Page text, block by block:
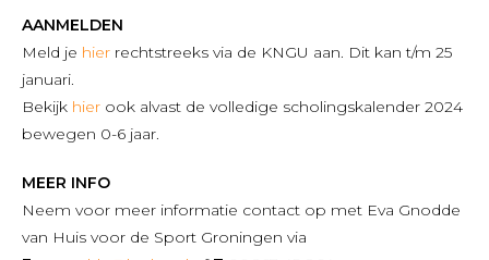
AANMELDEN
Meld je hier rechtstreeks via de KNGU aan. Dit kan t/m 25
januari.
Bekijk hier ook alvast de volledige scholingskalender 2024
bewegen 0-6 jaar.
MEER INFO
Neem voor meer informatie contact op met Eva Gnodde
van Huis voor de Sport Groningen via